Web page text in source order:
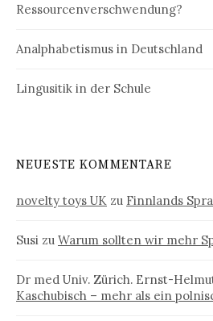
Ressourcenverschwendung?
Analphabetismus in Deutschland
Lingusitik in der Schule
NEUESTE KOMMENTARE
novelty toys UK zu Finnlands
Susi zu Warum sollten wir mehr
Dr med Univ. Zürich. Ernst-
Kaschubisch – mehr als ein